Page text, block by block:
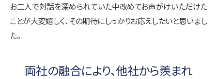
お二人で対話を深められていた中改めてお声がけいただけた
ことが大変嬉しく、その期待にしっかりお応えしたいと思いまし
た。
両社の融合により、他社から羨まれ